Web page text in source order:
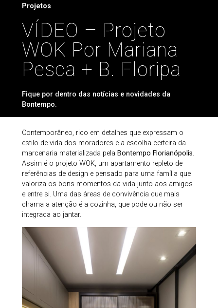
Projetos
VÍDEO – Projeto
WOK Por Mariana
Pesca + B. Floripa
Fique por dentro das notícias e novidades da
Bontempo.
Contemporâneo, rico em detalhes que expressam o
estilo de vida dos moradores e a escolha certeira da
marcenaria materializada pela Bontempo Florianópolis.
Assim é o projeto WOK, um apartamento repleto de
referências de design e pensado para uma família que
valoriza os bons momentos da vida junto aos amigos
e entre si. Uma das áreas de convivência que mais
chama a atenção é a cozinha, que pode ou não ser
integrada ao jantar.